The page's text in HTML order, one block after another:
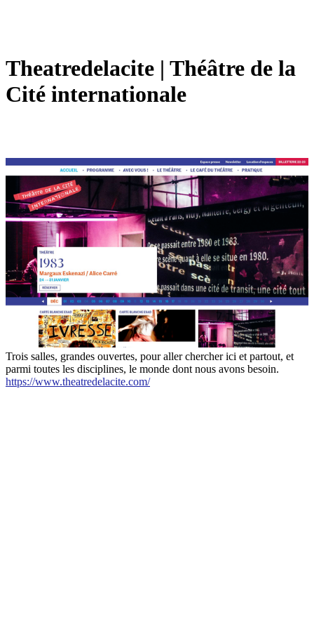
Theat­redelacite | Théâtre de la
Cité in­ter­nationa­le
Trois salles, grandes ouvertes, pour aller chercher ici et partout, et
parmi toutes les disciplines, le monde dont nous avons besoin.
https://www.theatredelacite.com/